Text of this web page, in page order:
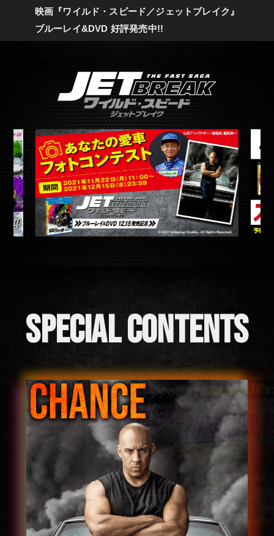
映画『ワイルド・スピード／ジェットブレイク』
ブルーレイ&DVD 好評発売中!!
SPECIAL CONTENTS